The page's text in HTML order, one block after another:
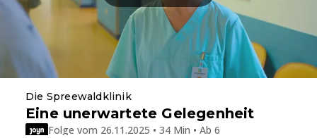
Die Spreewaldklinik
Eine unerwartete Gelegenheit
Folge vom 26.11.2025 • 34 Min • Ab 6